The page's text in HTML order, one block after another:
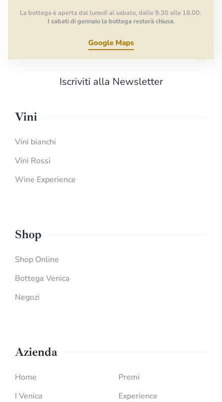
La bottega è aperta dal lunedì al sabato, dalle 9.30 alle 18.00.
I sabati di gennaio la bottega resterà chiusa.
Google Maps
Iscriviti alla Newsletter
Vini
Vini bianchi
Vini Rossi
Wine Experience
Shop
Shop Online
Bottega Venica
Negozi
Azienda
Home
I Venica
Premi
Experience